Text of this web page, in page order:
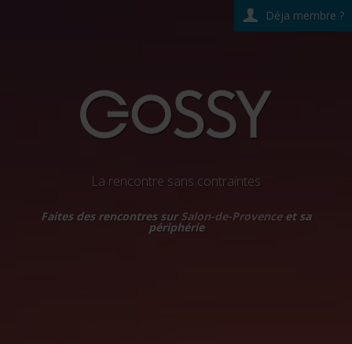
Déja membre ?
La rencontre sans contraintes
Faites des rencontres surSalon-de-Provenceet sa
périphérie